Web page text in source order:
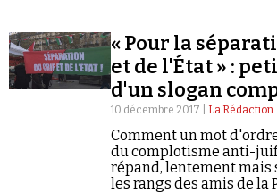
appelle de façon plus générale la
républicaine ». Il semble aussi
pensée « anti-système » d'Alain
compagnons idéologiques que,
prétend combattre.
« Pour la
et de l'État » :
d'un slogan
10 décembre 2017 | La Rédaction
Comment un mot
du complotisme anti-
répand, lentement mais
les rangs des amis de la